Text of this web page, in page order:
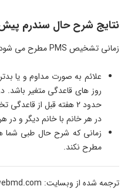
نتایج شرح حال سندرم
زمانی تشخیص PMS مطرح می شود که:
علائم به صورت مداوم و یا
حدود 2 هفته قبل از
در هر خانم با خانم دیگر و در
زمانی که شرح حال طبی شما
مطرح نکند.
ترجمه شده از وبسایت: www.webmd.com